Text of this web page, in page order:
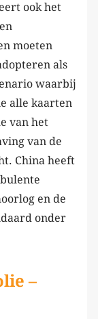
ook het
moeten
als
waarbij
alle kaarten
van het
van de
China heeft
en de
onder
–